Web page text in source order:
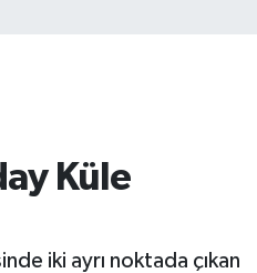
Küle
iki ayrı noktada çıkan